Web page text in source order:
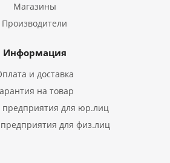
Магазины
Производители
Информация
и доставка
на товар
предприятия для юр.лиц
для физ.лиц